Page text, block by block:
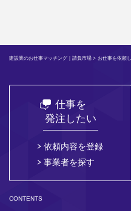
建設業のお仕事マッチング｜請負市場 > お仕事を依頼
仕事を
発注したい
依頼内容を登録
事業者を探す
CONTENTS